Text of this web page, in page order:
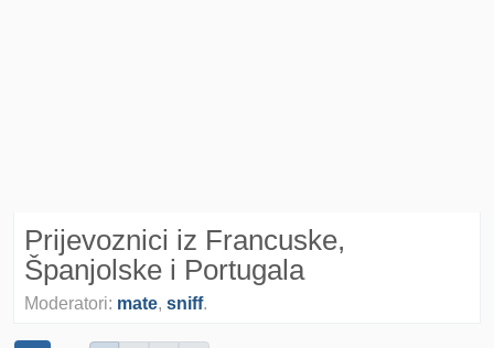
Prijevoznici iz Francuske,
Španjolske i Portugala
Moderatori: mate, sniff.